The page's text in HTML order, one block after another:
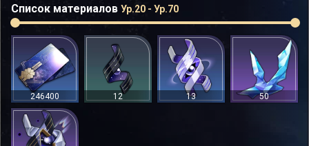
Список материалов Ур.20 - Ур.70
246400 12 13 50